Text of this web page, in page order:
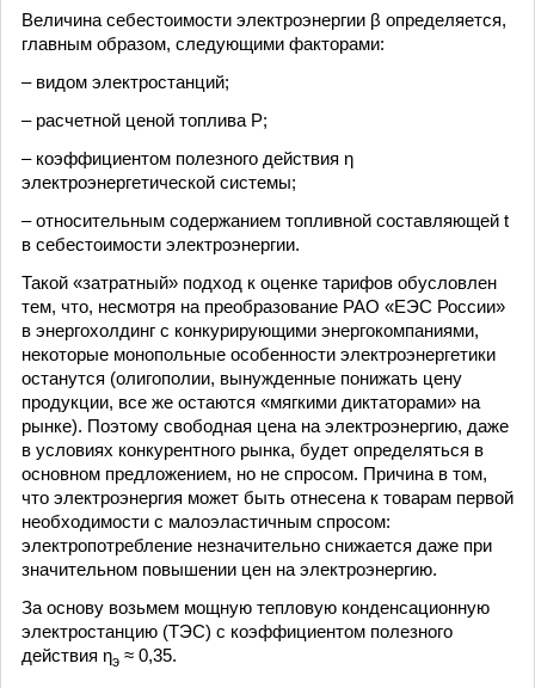
Величина себестоимости электроэнергии β определяется,
главным образом, следующими факторами:
– видом электростанций;
– расчетной ценой топлива Р;
– коэффициентом полезного действия η
электроэнергетической системы;
– относительным содержанием топливной составляющей t
в себестоимости электроэнергии.
Такой «затратный» подход к оценке тарифов обусловлен
тем, что, несмотря на преобразование РАО «ЕЭС России»
в энергохолдинг с конкурирующими энергокомпаниями,
некоторые монопольные особенности электроэнергетики
останутся (олигополии, вынужденные понижать цену
продукции, все же остаются «мягкими диктаторами» на
рынке). Поэтому свободная цена на электроэнергию, даже
в условиях конкурентного рынка, будет определяться в
основном предложением, но не спросом. Причина в том,
что электроэнергия может быть отнесена к товарам первой
необходимости с малоэластичным спросом:
электропотребление незначительно снижается даже при
значительном повышении цен на электроэнергию.
За основу возьмем мощную тепловую конденсационную
электростанцию (ТЭС) с коэффициентом полезного
действия ηэ ≈ 0,35.